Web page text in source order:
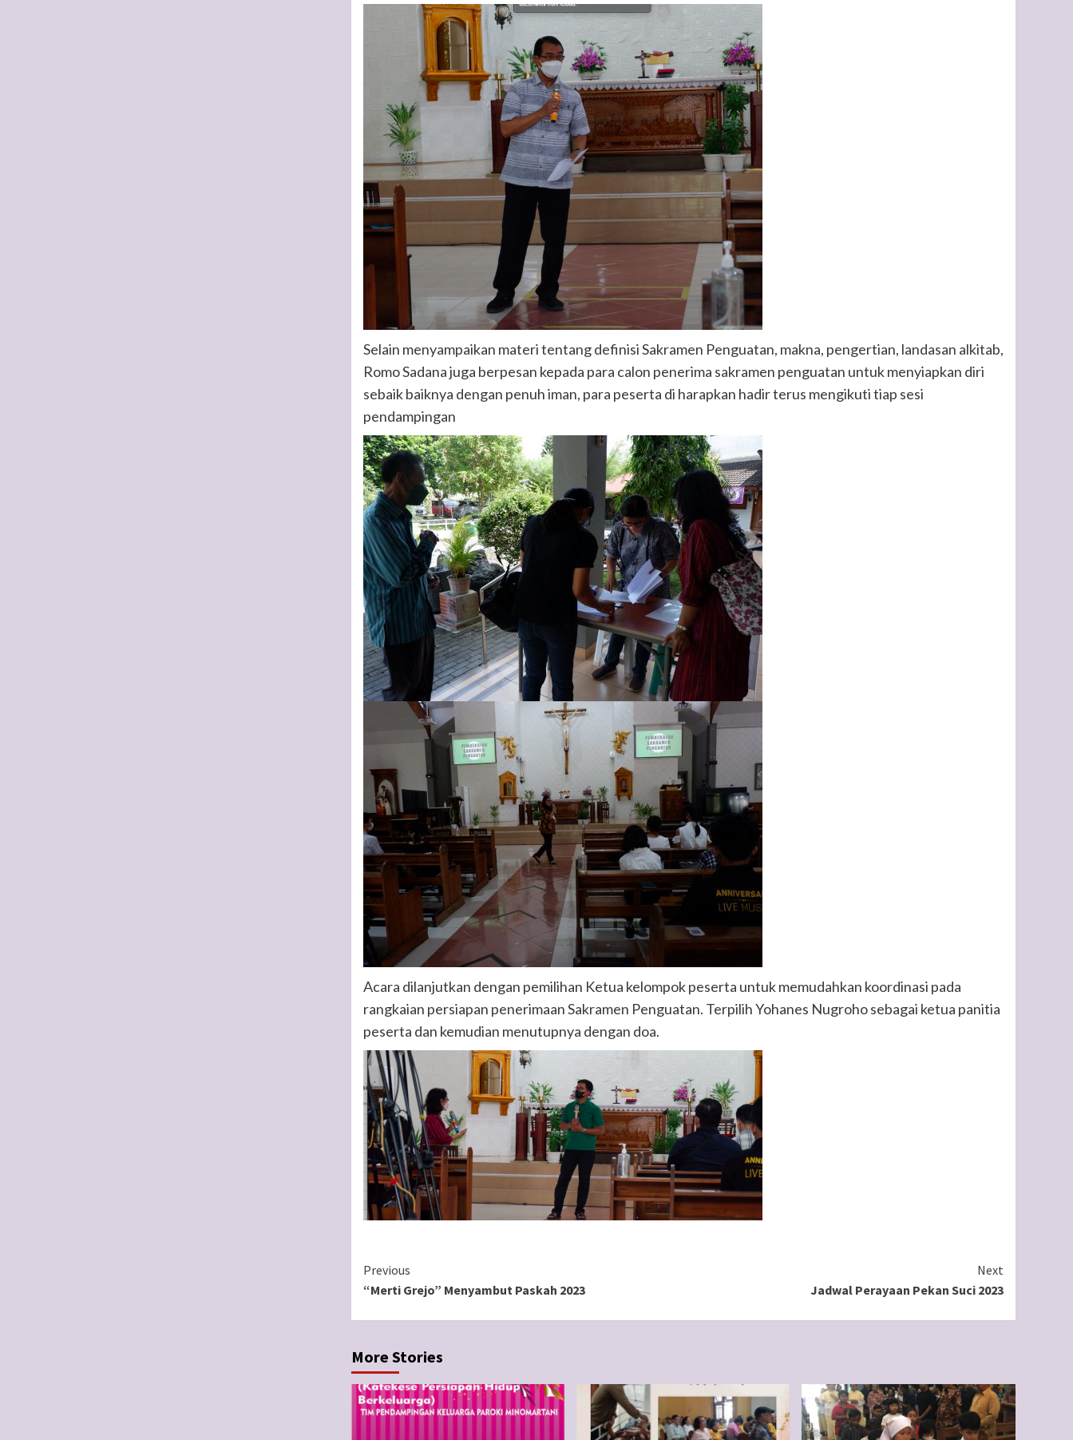
Selain menyampaikan materi tentang definisi Sakramen Penguatan, makna, pengertian, landasan alkitab,
Romo Sadana juga berpesan kepada para calon penerima sakramen penguatan untuk menyiapkan diri
sebaik baiknya dengan penuh iman, para peserta di harapkan hadir terus mengikuti tiap sesi
pendampingan
Acara dilanjutkan dengan pemilihan Ketua kelompok peserta untuk memudahkan koordinasi pada
rangkaian persiapan penerimaan Sakramen Penguatan. Terpilih Yohanes Nugroho sebagai ketua panitia
peserta dan kemudian menutupnya dengan doa.
Continue
Reading
Previous
“Merti Grejo” Menyambut Paskah 2023
Next
Jadwal Perayaan Pekan Suci 2023
More Stories